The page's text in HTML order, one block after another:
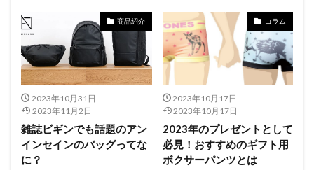
商品紹介
2023年10月31日
2023年11月2日
雑誌ビギンでも話題のアン
インセインのバッグってな
に？
コラム
2023年10月17日
2023年10月17日
2023年のプレゼントとして
必見！おすすめのギフト用
ボクサーパンツとは